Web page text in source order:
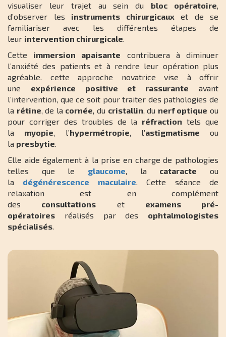
visualiser leur trajet au sein du bloc opératoire,
d’observer les instruments chirurgicauxet de se
familiariser avec les différentes étapes de
leur intervention chirurgicale.
Cette immersion apaisante contribuera à diminuer
l’anxiété des patients et à rendre leur opération plus
agréable. cette approche novatrice vise à offrir
une expérience positive et rassurante avant
l’intervention, que ce soit pour traiter des pathologies de
la rétine, de la cornée, du cristallin, du nerf optique ou
pour corriger des troubles de la réfraction tels que
la myopie, l’hypermétropie, l’astigmatisme ou
la presbytie.
Elle aide également à la prise en charge de pathologies
telles que le glaucome, la cataracte ou
la dégénérescence maculaire. Cette séance de
relaxation est en complément
des consultations et examens pré-
opératoires réalisés par des ophtalmologistes
spécialisés.